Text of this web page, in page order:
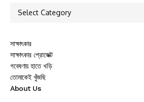
সাক্ষাৎকার
সাক্ষাৎকার প্রোজেক্ট
গবেষণায় হাতে খড়ি
তোমাকেই খুঁজছি
About Us